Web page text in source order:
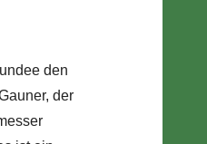
den
der